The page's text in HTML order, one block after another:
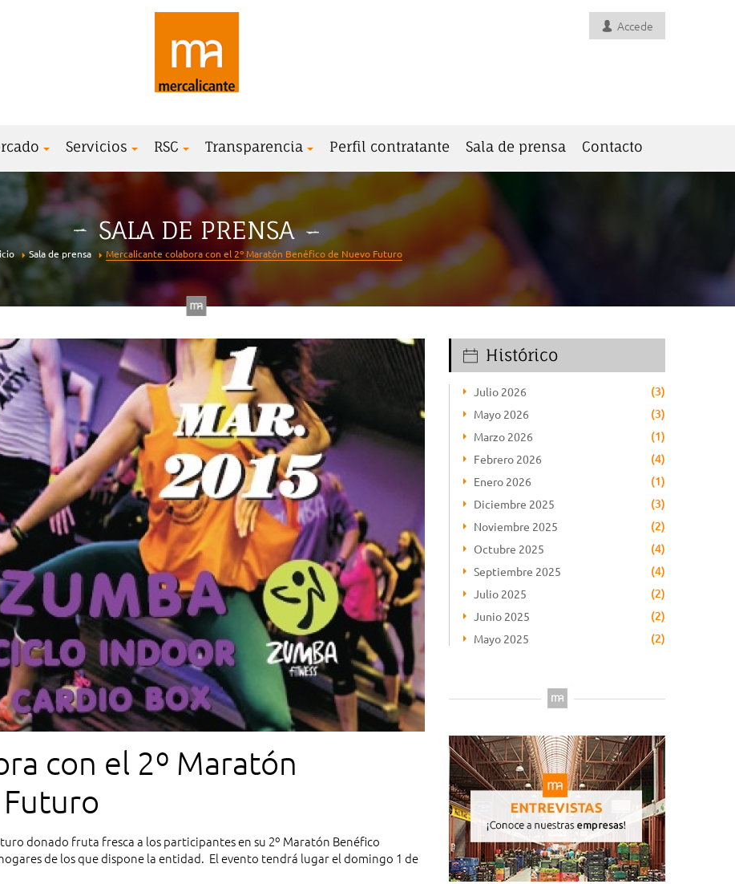
Accede
Servicios RSC Transparencia Perfil contratante Sala de prensa Contacto
SALA DE PRENSA
Sala de prensa Mercalicante colabora con el 2º Maratón Benéfico de Nuevo Futuro
con el 2º Maratón
Futuro
donado fruta fresca a los participantes en su 2º Maratón Benéfico
de los que dispone la entidad. El evento tendrá lugar el domingo 1 de
Histórico
Julio 2026 (3)
Mayo 2026 (3)
Marzo 2026 (1)
Febrero 2026 (4)
Enero 2026 (1)
Diciembre 2025 (3)
Noviembre 2025 (2)
Octubre 2025 (4)
Septiembre 2025 (4)
Julio 2025 (2)
Junio 2025 (2)
Mayo 2025 (2)